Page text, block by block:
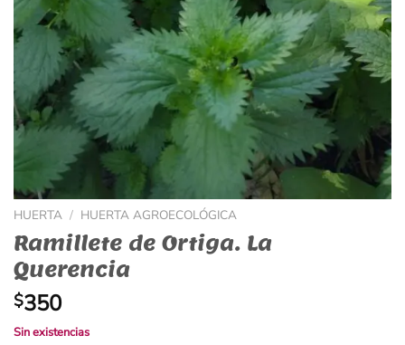
HUERTA / HUERTA AGROECOLÓGICA
Ramillete de Ortiga. La
Querencia
$350
Sin existencias